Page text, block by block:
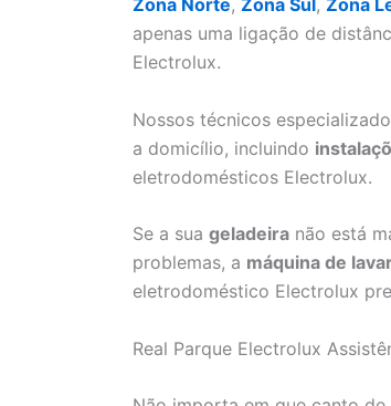
apenas uma ligação de
Electrolux.
Nossos técnicos
a domicílio, incluindo
eletrodomésticos Electrolux.
Se a sua geladeira não está
problemas, a máquina de
eletrodoméstico Electrolux
Real Parque Electrolux